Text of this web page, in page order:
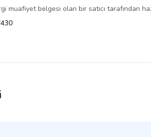
muafiyet belgesi olan bir satıcı tarafından